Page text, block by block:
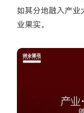
客服
如其分地融入产业
业果实。